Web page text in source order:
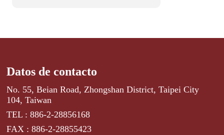
Datos de contacto
No. 55, Beian Road, Zhongshan District, Taipei City
104, Taiwan
TEL : 886-2-28856168
FAX : 886-2-28855423